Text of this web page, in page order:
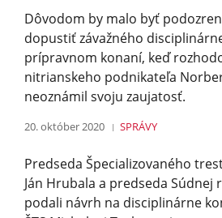
Dôvodom by malo byť
dopustiť závažného
prípravnom konaní, keď
nitrianskeho podnikateľa
neoznámil svoju zaujatosť.
20. október 2020 SPRÁVY
Predseda Špecializovaného
Ján Hrubala a predseda Súdnej
podali návrh na disciplinárne